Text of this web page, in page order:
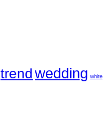
trendwedding white